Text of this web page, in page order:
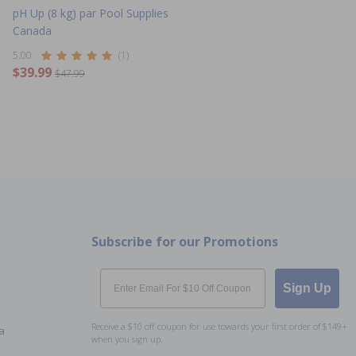
pH Up (8 kg) par Pool Supplies
Canada
5.00 (1)
$39.99 $47.99
Subscribe for our Promotions
Email
Sign Up
Receive a $10 off coupon for use towards your first order of $149+
when you sign up.